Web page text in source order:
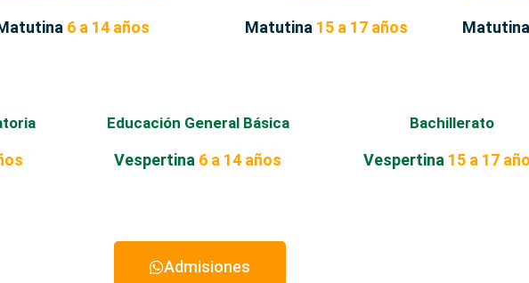
6 a 14 años Matutina 15 a 17 años Matutina
Educación General Básica
Vespertina 6 a 14 años
Bachillerato
Vespertina 15 a 17
Admisiones